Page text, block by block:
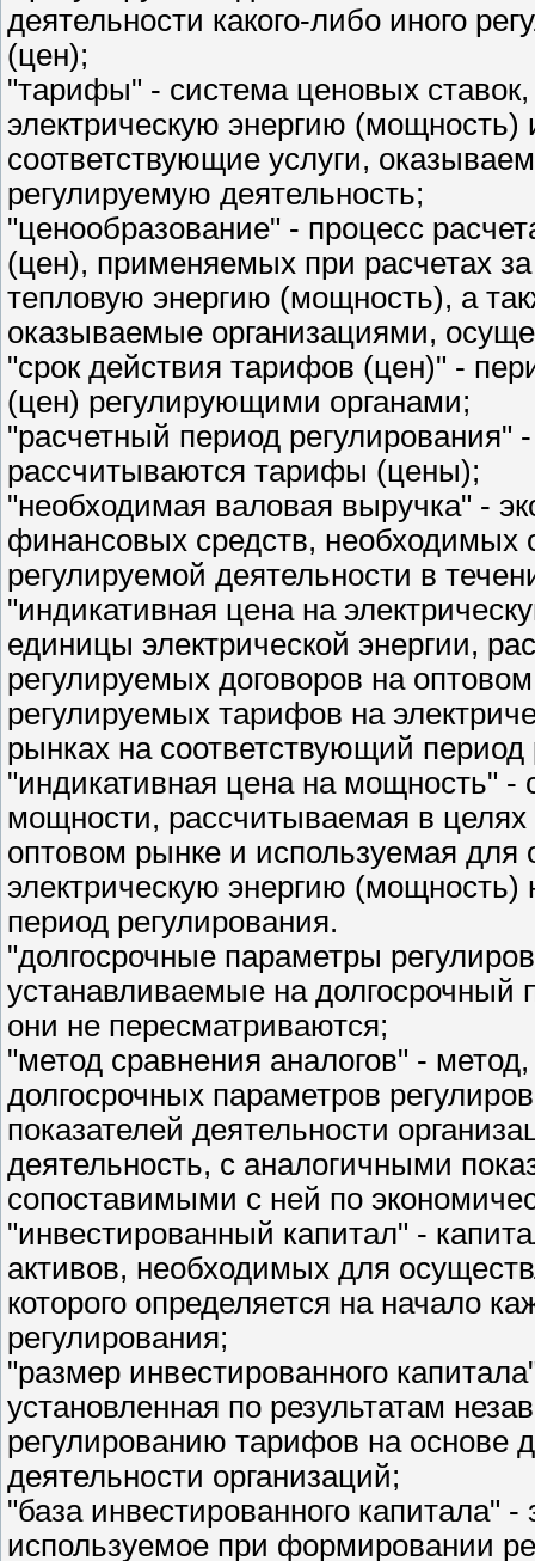
деятельности какого-либо иного
(цен);
"тарифы" - система ценовых
электрическую энергию
соответствующие услуги,
регулируемую деятельность;
"ценообразование" - процесс
(цен), применяемых при расчетах
тепловую энергию (мощность), а
оказываемые организациями,
"срок действия тарифов (цен)" -
(цен) регулирующими органами;
"расчетный период регулирования"
рассчитываются тарифы (цены);
"необходимая валовая выручка" -
финансовых средств, необходимых
регулируемой деятельности в
"индикативная цена на
единицы электрической энергии,
регулируемых договоров на
регулируемых тарифов на
рынках на соответствующий период
"индикативная цена на мощность"
мощности, рассчитываемая в
оптовом рынке и используемая
электрическую энергию
период регулирования.
"долгосрочные параметры
устанавливаемые на долгосрочный
они не пересматриваются;
"метод сравнения аналогов" -
долгосрочных параметров
показателей деятельности
деятельность, с аналогичными
сопоставимыми с ней по
"инвестированный капитал" -
активов, необходимых для
которого определяется на начало
регулирования;
"размер инвестированного
установленная по результатам
регулированию тарифов на основе
деятельности организаций;
"база инвестированного капитала"
используемое при формировании